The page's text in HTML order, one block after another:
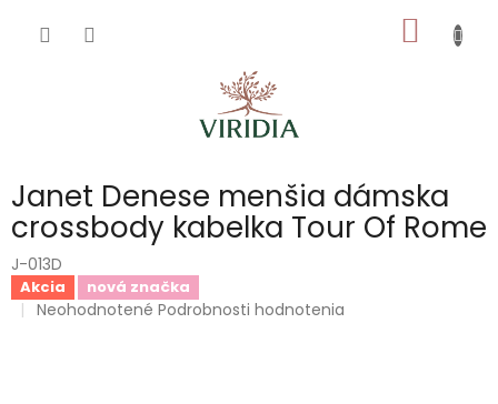
KOŠÍK
Janet Denese menšia dámska
crossbody kabelka Tour Of Rome
J-013D
Akcia nová značka
Priemerné
Neohodnotené Podrobnosti hodnotenia